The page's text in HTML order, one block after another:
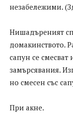
незабележими.
Нишадъреният
домакинството.
сапун се смесват
замърсявания.
но смесен със
При акне.